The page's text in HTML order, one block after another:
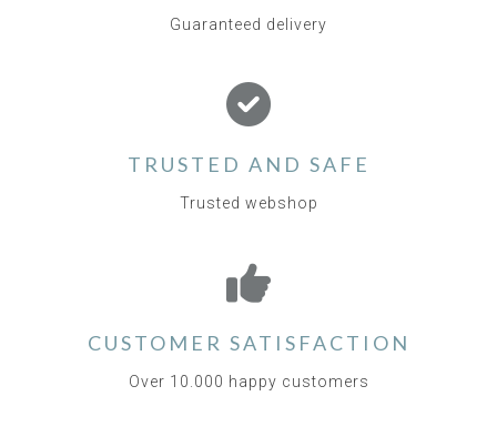
Guaranteed delivery
TRUSTED AND SAFE
Trusted webshop
CUSTOMER SATISFACTION
Over 10.000 happy customers